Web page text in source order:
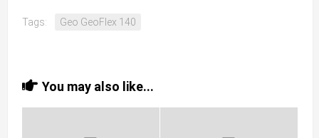
Tags: Geo GeoFlex 140
You may also like...